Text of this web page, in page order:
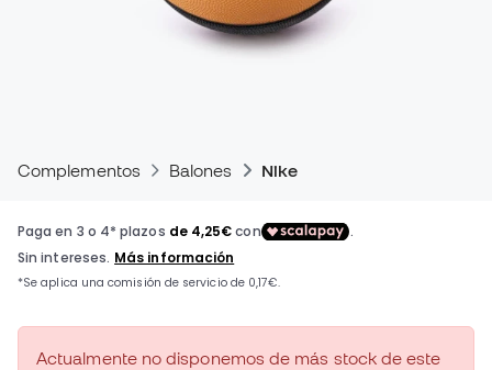
Complementos Balones Nike
Actualmente no disponemos de más stock de este